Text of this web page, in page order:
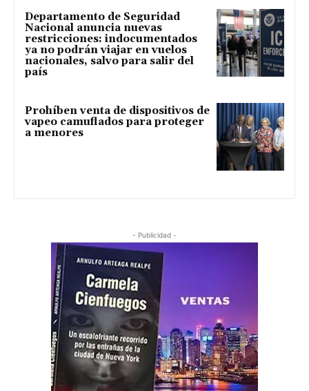
Departamento de Seguridad
Nacional anuncia nuevas
restricciones: indocumentados
ya no podrán viajar en vuelos
nacionales, salvo para salir del
país
Prohíben venta de dispositivos de
vapeo camuflados para proteger
a menores
- Publicidad -